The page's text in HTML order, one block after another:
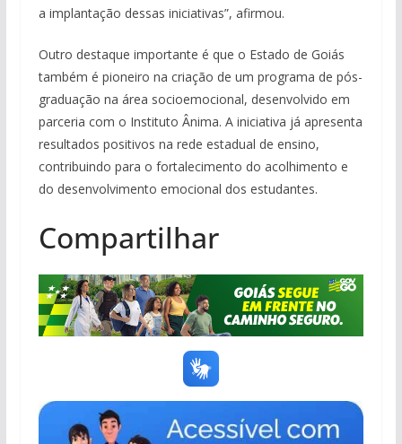
a implantação dessas iniciativas”, afirmou.
Outro destaque importante é que o Estado de Goiás
também é pioneiro na criação de um programa de pós-
graduação na área socioemocional, desenvolvido em
parceria com o Instituto Ânima. A iniciativa já apresenta
resultados positivos na rede estadual de ensino,
contribuindo para o fortalecimento do acolhimento e
do desenvolvimento emocional dos estudantes.
Compartilhar